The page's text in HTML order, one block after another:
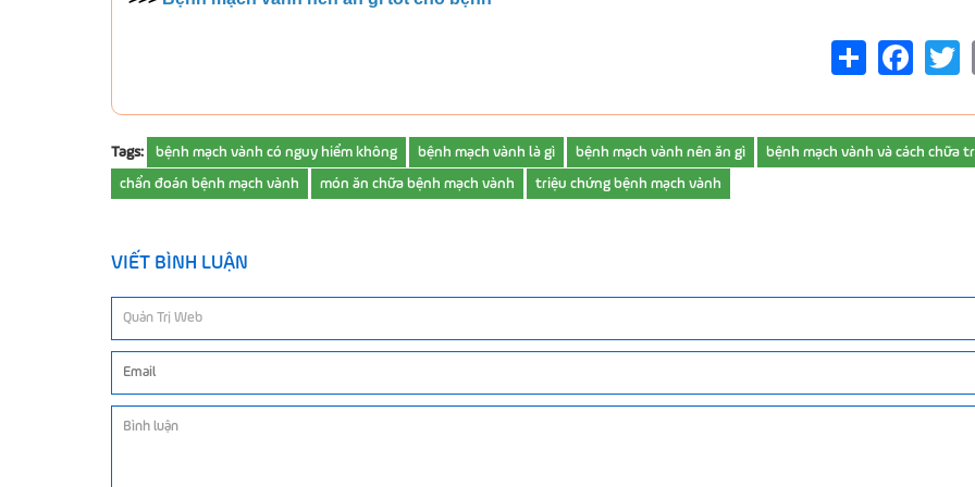
Share
Tags: bệnh mạch vành có nguy hiểm không bệnh mạch vành là gì bệnh mạch vành nên ăn gì bệnh mạch vành và cách chữa
chẩn đoán bệnh mạch vành món ăn chữa bệnh mạch vành triệu chứng bệnh mạch vành
VIẾT BÌNH LUẬN